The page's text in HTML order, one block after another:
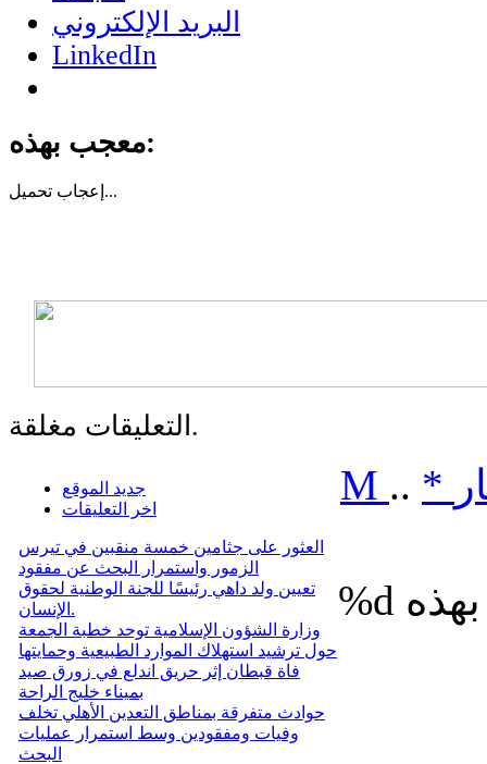
البريد الإلكتروني
LinkedIn
معجب بهذه:
إعجاب تحميل...
التعليقات مغلقة.
جديد الموقع
اخر التعليقات
العثور على جثامين خمسة منقبين في تيرس
الزمور واستمرار البحث عن مفقود
تعيين ولد داهي رئيسًا للجنة الوطنية لحقوق
الإنسان.
وزارة الشؤون الإسلامية توحد خطبة الجمعة
حول ترشيد استهلاك الموارد الطبيعية وحمايتها
فاة قبطان إثر حريق اندلع في زورق صيد
بميناء خليج الراحة
حوادث متفرقة بمناطق التعدين الأهلي تخلف
وفيات ومفقودين وسط استمرار عمليات
البحث
M .. *
%d